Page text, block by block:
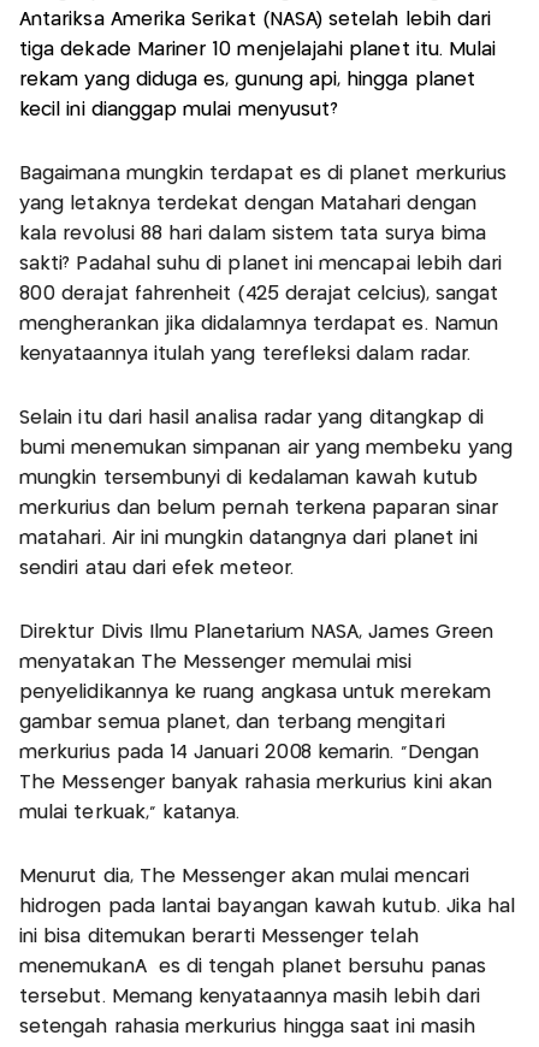
Antariksa Amerika Serikat (NASA) setelah lebih dari
tiga dekade Mariner 10 menjelajahi planet itu. Mulai
rekam yang diduga es, gunung api, hingga planet
kecil ini dianggap mulai menyusut?
Bagaimana mungkin terdapat es di planet merkurius
yang letaknya terdekat dengan Matahari dengan
kala revolusi 88 hari dalam sistem tata surya bima
sakti? Padahal suhu di planet ini mencapai lebih dari
800 derajat fahrenheit (425 derajat celcius), sangat
mengherankan jika didalamnya terdapat es. Namun
kenyataannya itulah yang terefleksi dalam radar.
Selain itu dari hasil analisa radar yang ditangkap di
bumi menemukan simpanan air yang membeku yang
mungkin tersembunyi di kedalaman kawah kutub
merkurius dan belum pernah terkena paparan sinar
matahari. Air ini mungkin datangnya dari planet ini
sendiri atau dari efek meteor.
Direktur Divis Ilmu Planetarium NASA, James Green
menyatakan The Messenger memulai misi
penyelidikannya ke ruang angkasa untuk merekam
gambar semua planet, dan terbang mengitari
merkurius pada 14 Januari 2008 kemarin. "Dengan
The Messenger banyak rahasia merkurius kini akan
mulai terkuak," katanya.
Menurut dia, The Messenger akan mulai mencari
hidrogen pada lantai bayangan kawah kutub. Jika hal
ini bisa ditemukan berarti Messenger telah
menemukanÂ es di tengah planet bersuhu panas
tersebut. Memang kenyataannya masih lebih dari
setengah rahasia merkurius hingga saat ini masih